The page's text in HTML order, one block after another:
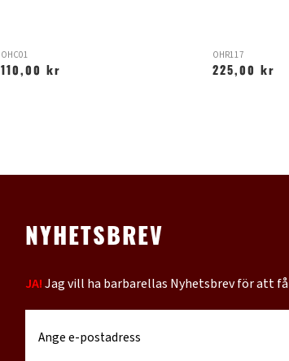
OHC01
110,00 kr
OHR117
225,00 kr
NYHETSBREV
JA!Jag vill ha barbarellas Nyhetsbrev för att få